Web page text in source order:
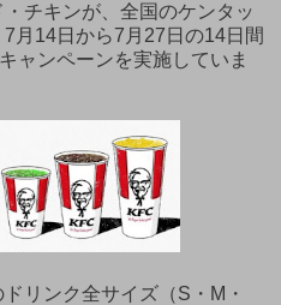
チキンが、全国のケンタッ
月14日から7月27日の14日間
ャンペーンを実施していま
リンク全サイズ（S・M・